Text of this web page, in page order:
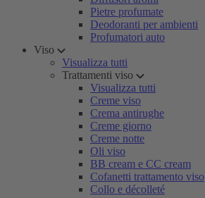
Pietre profumate
Deodoranti per ambienti
Profumatori auto
Viso
Visualizza tutti
Trattamenti viso
Visualizza tutti
Creme viso
Crema antirughe
Creme giorno
Creme notte
Oli viso
BB cream e CC cream
Cofanetti trattamento viso
Collo e décolleté